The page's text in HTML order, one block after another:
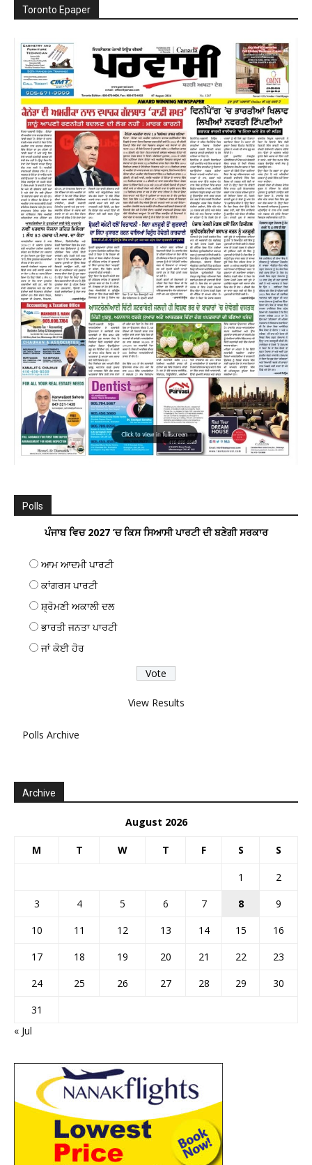
Toronto Epaper
Polls
ਪੰਜਾਬ ਵਿਚ 2027 ’ਚ ਕਿਸ ਸਿਆਸੀ ਪਾਰਟੀ ਦੀ ਬਣੇਗੀ ਸਰਕਾਰ
ਆਮ ਆਦਮੀ ਪਾਰਟੀ
ਕਾਂਗਰਸ ਪਾਰਟੀ
ਸ਼੍ਰੋਮਣੀ ਅਕਾਲੀ ਦਲ
ਭਾਰਤੀ ਜਨਤਾ ਪਾਰਟੀ
ਜਾਂ ਕੋਈ ਹੋਰ
View Results
Polls Archive
Archive
August 2026
M T W T F S S
1
2
3
4 5 6 7 8
9
10
11 12 13 14 15
16
17
18 19 20 21 22
23
24
25 26 27 28 29
30
31
« Jul